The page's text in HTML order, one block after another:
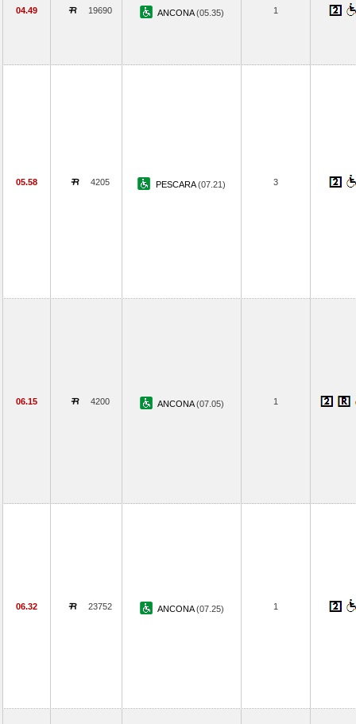
04.49 19690 ANCONA(05.35) 1
05.58 4205 PESCARA(07.21) 3
06.15 4200 ANCONA(07.05) 1
06.32 23752 ANCONA(07.25) 1